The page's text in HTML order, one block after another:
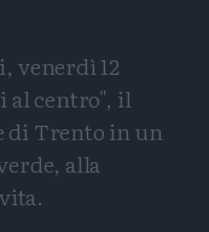
venerdì 12
al centro", il
di Trento in un
alla